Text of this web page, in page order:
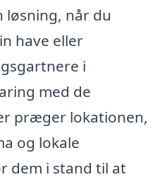
når du
have eller
i
med de
præger lokationen,
og lokale
dem i stand til at